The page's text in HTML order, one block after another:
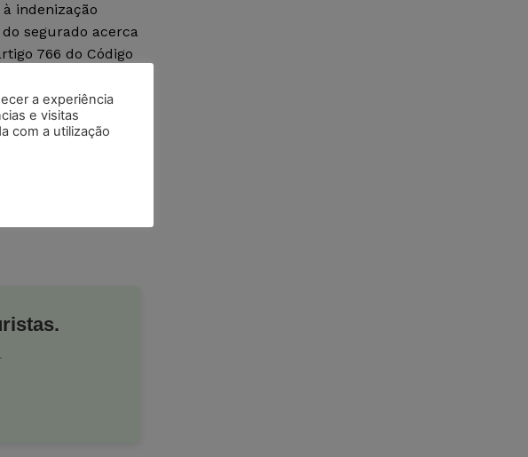
indenização
segurado acerca
766 do Código
o
a experiência
e visitas
com a utilização